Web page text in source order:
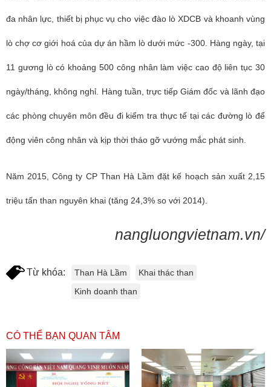
đa nhân lực, thiết bị phục vụ cho việc đào lò XDCB và khoanh vùng
lò chợ cơ giới hoá của dự án hầm lò dưới mức -300. Hàng ngày, tại
11 gương lò có khoảng 500 công nhân làm việc cao độ liên tục 30
ngày/tháng, không nghỉ. Hàng tuần, trực tiếp Giám đốc và lãnh đạo
các phòng chuyên môn đều đi kiểm tra thực tế tại các đường lò để
động viên công nhân và kịp thời tháo gỡ vướng mắc phát sinh.
Năm 2015,Công ty CP Than Hà Lầm đặt kế hoạch sản xuất 2,15
triệu tấn than nguyên khai (tăng 24,3% so với 2014).
nangluongvietnam.vn/
Từ khóa: Than Hà Lầm
Khai thác than
Kinh doanh than
CÓ THỂ BẠN QUAN TÂM